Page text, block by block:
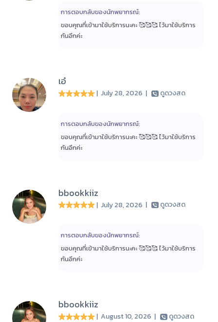
การตอบกลับของนักพยากรณ์:
ขอบคุณที่เข้ามาใช้บริการนะคะ 🥰🥰🥰 ไว้มาใช้บริการ
กันอีกค่ะ
เอ๋
| July 28, 2026 | ดูดวงสด
การตอบกลับของนักพยากรณ์:
ขอบคุณที่เข้ามาใช้บริการนะคะ 🥰🥰🥰 ไว้มาใช้บริการ
กันอีกค่ะ
bbookkiiz
| July 28, 2026 | ดูดวงสด
การตอบกลับของนักพยากรณ์:
ขอบคุณที่เข้ามาใช้บริการนะคะ 🥰🥰🥰 ไว้มาใช้บริการ
กันอีกค่ะ
bbookkiiz
| August 10, 2026 | ดูดวงสด